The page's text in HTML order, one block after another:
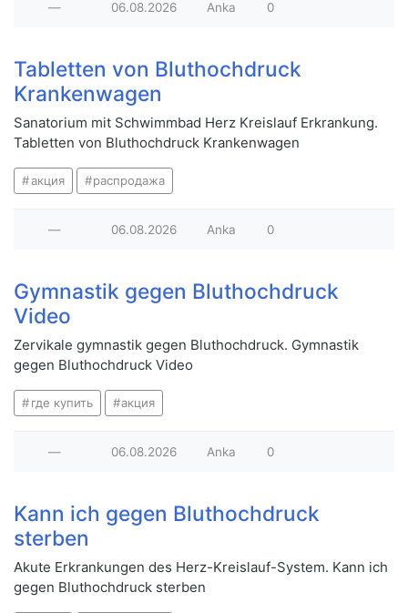
— 06.08.2026 Anka 0
Tabletten von Bluthochdruck
Krankenwagen
Sanatorium mit Schwimmbad Herz Kreislauf Erkrankung.
Tabletten von Bluthochdruck Krankenwagen
акция распродажа
— 06.08.2026 Anka 0
Gymnastik gegen Bluthochdruck
Video
Zervikale gymnastik gegen Bluthochdruck. Gymnastik
gegen Bluthochdruck Video
где купить акция
— 06.08.2026 Anka 0
Kann ich gegen Bluthochdruck
sterben
Akute Erkrankungen des Herz-Kreislauf-System. Kann ich
gegen Bluthochdruck sterben